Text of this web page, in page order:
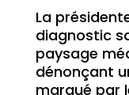
La
diagnostic
paysage
dénonçant
marqué par